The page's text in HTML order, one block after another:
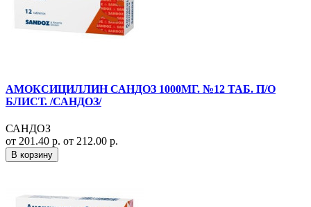
АМОКСИЦИЛЛИН САНДОЗ 1000МГ. №12 ТАБ. П/О
БЛИСТ. /САНДОЗ/
САНДОЗ
от 201.40 р. от 212.00 р.
В корзину